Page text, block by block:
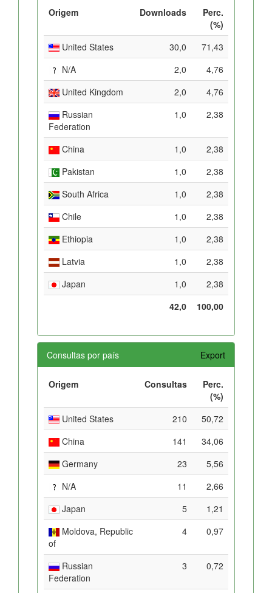
Origem Downloads
Perc.
(%)
United States
30,0
71,43
N/A
2,0
4,76
United Kingdom
2,0
4,76
Russian
Federation
1,0 2,38
China 1,0
2,38
Pakistan
1,0
2,38
South Africa
1,0
2,38
Chile
1,0
2,38
Ethiopia
1,0
2,38
Latvia
1,0
2,38
Japan
1,0
2,38
42,0
100,00
Consultas por país Export
Origem Consultas
Perc.
(%)
United States
210
50,72
China
141
34,06
Germany
23
5,56
N/A
11
2,66
Japan
5
1,21
Moldova, Republic
of
4 0,97
Russian
Federation
3 0,72